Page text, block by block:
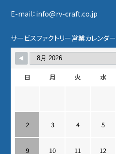
E-mail：info@rv-craft.co.jp
サービスファクトリー営業カレンダー
日 月 火 水
2 3 4 5
9 10 11 12